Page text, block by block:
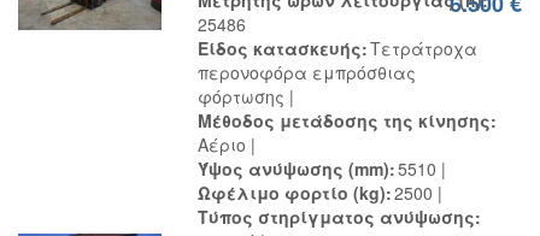
25486
Είδος κατασκευής Τετράτροχα
περονοφόρα εμπρόσθιας
φόρτωσης
Μέθοδος μετάδοσης της κίνησης
Αέριο
Ύψος ανύψωσης (mm) 5510
Ωφέλιμο φορτίο (kg) 2500
Τύπος στηρίγματος ανύψωσης